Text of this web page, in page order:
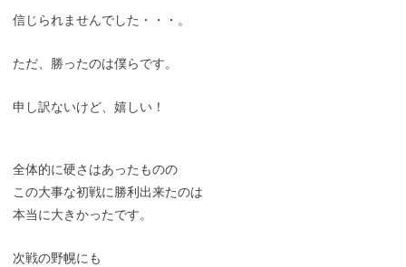
信じられませんでした・・・。
ただ、勝ったのは僕らです。
申し訳ないけど、嬉しい！
全体的に硬さはあったものの
この大事な初戦に勝利出来たのは
本当に大きかったです。
次戦の野幌にも